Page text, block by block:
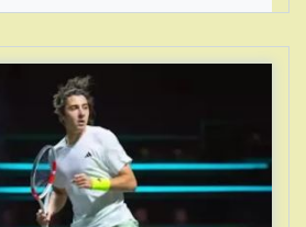
стали загонять его в рамки